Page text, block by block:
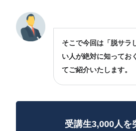
そこで今回は「脱サラ
い人が絶対に知ってお
てご紹介いたします。
受講生3,000人を